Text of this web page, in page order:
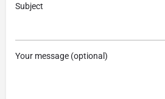
Subject
Your message (optional)